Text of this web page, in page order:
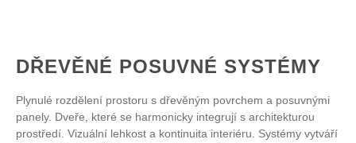
DŘEVĚNÉ POSUVNÉ SYSTÉMY
Plynulé rozdělení prostoru s dřevěným povrchem a posuvnými
panely. Dveře, které se harmonicky integrují s architekturou
prostředí. Vizuální lehkost a kontinuita interiéru. Systémy vytváří